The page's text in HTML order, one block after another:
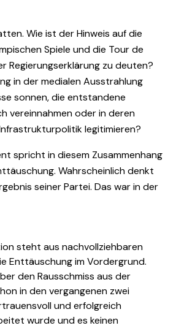
Wie ist der Hinweis auf die
Spiele und die Tour de
Regierungserklärung zu deuten?
in der medialen Ausstrahlung
sonnen, die entstandene
vereinnahmen oder in deren
legitimieren?
spricht in diesem Zusammenhang
Wahrscheinlich denkt
seiner Partei. Das war in der
steht aus nachvollziehbaren
Enttäuschung im Vordergrund.
den Rausschmiss aus der
in den vergangenen zwei
und erfolgreich
wurde und es keinen